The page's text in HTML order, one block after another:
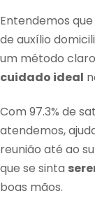
Entendemos
de auxílio
um método
cuidado ideal
Com 97.3% de
atendemos,
reunião até ao
que se sinta
boas mãos.